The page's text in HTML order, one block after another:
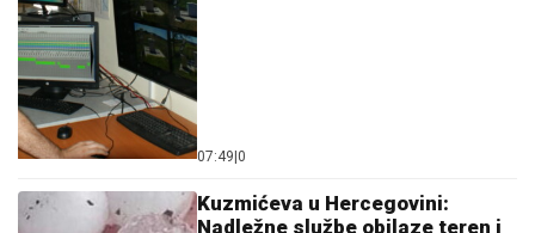
07:49 0
Kuzmićeva u Hercegovini:
Nadležne službe obilaze teren i